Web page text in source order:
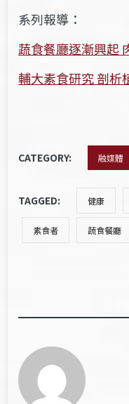
系列報導：
蔬食餐廳逐漸興起
輔大素食研究 剖析
CATEGORY: 融媒體
TAGGED: 健康
素食者 蔬食餐廳